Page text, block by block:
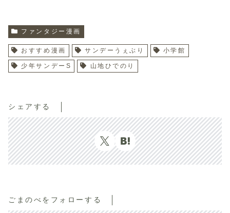
ファンタジー漫画
おすすめ漫画 サンデーうぇぶり 小学館
少年サンデーS 山地ひでのり
シェアする
ごまのべをフォローする